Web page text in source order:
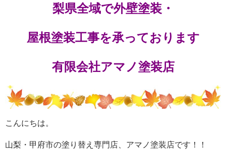
梨県全域で外壁塗装・
屋根塗装工事を承っております
有限会社アマノ塗装店
こんにちは。
山梨・甲府市の塗り替え専門店、アマノ塗装店です！！